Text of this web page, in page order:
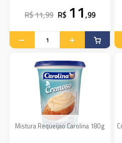
R$ 11,99 R$ 11,99
Mistura Requeijao Carolina 180g